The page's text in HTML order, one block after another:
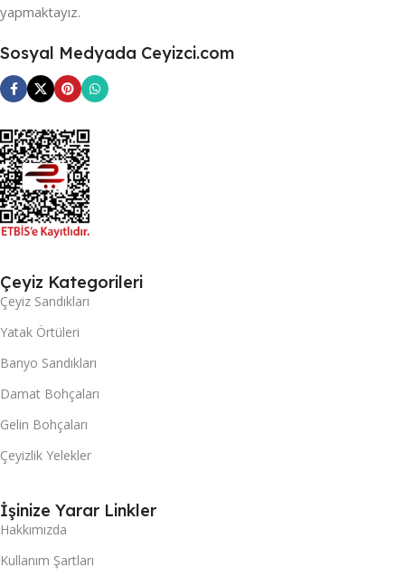
yapmaktayız.
Sosyal Medyada Ceyizci.com
Çeyiz Kategorileri
Çeyiz Sandıkları
Yatak Örtüleri
Banyo Sandıkları
Damat Bohçaları
Gelin Bohçaları
Çeyizlik Yelekler
İşinize Yarar Linkler
Hakkımızda
Kullanım Şartları